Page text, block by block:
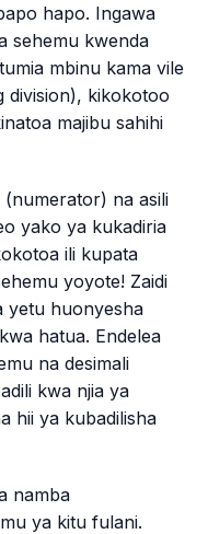
hapo. Ingawa
sehemu kwenda
mbinu kama vile
division), kikokotoo
majibu sahihi
na asili
yako ya kukadiria
ili kupata
yoyote! Zaidi
yetu huonyesha
hatua. Endelea
na desimali
kwa njia ya
hii ya kubadilisha
namba
ya kitu fulani.